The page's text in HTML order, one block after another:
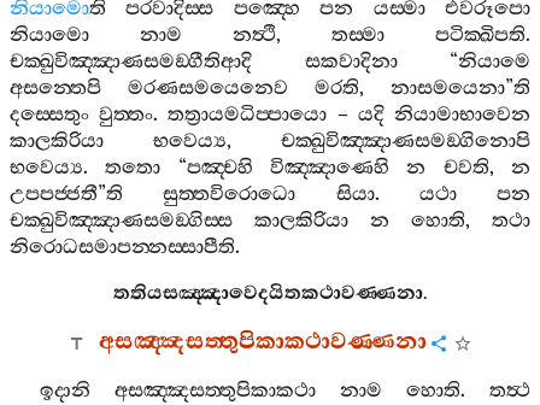
නියාමොති පරවාදිස‍්ස පඤ‍්හෙ පන යස‍්මා
එවරූපො
නියාමො
නාම නත්‍ථි, තස‍්මා පටික‍්ඛිපති.
චක‍්ඛුවිඤ‍්ඤාණසමඞ‍්ගීතිආදි
සකවාදිනා“නියාමෙ
අසන‍්තෙපි
මරණසමයෙනෙව මරති, නාසමයෙනා”ති
දස‍්සෙතුං වුත‍්තං.තත්‍රායමධිප‍්පායො – යදි නියාමාභාවෙන
කාලකිරියා
භවෙය්‍ය, චක‍්ඛුවිඤ‍්ඤාණසමඞ‍්ගිනොපි
භවෙය්‍ය.තතො “පඤ‍්චහි විඤ‍්ඤාණෙහි න චවති,න
උපපජ‍්ජතී”ති සුත‍්තවිරොධො සියා. යථා
පන
චක‍්ඛුවිඤ‍්ඤාණසමඞ‍්ගිස‍්ස
කාලකිරියා න හොති, තථා
නිරොධසමාපන‍්නස‍්සාපීති.
තතියසඤ‍්ඤාවෙදයිතකථාවණ‍්ණනා.
අසඤ‍්ඤසත‍්තුපිකාකථාවණ‍්ණනා
ඉදානි අසඤ‍්ඤසත‍්තුපිකාකථා නාම හොති. තත්‍ථ